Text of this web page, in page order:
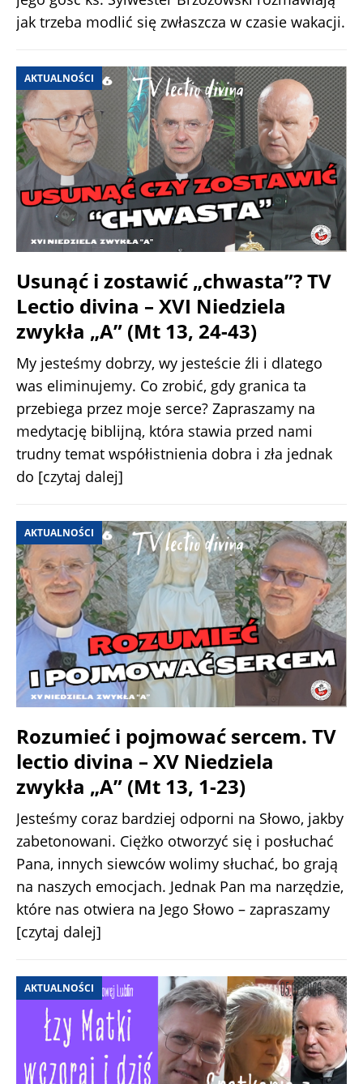
jak trzeba modlić się zwłaszcza w czasie wakacji.
AKTUALNOŚCI
Usunąć i zostawić „chwasta”? TV
Lectio divina – XVI Niedziela
zwykła „A” (Mt 13, 24-43)
My jesteśmy dobrzy, wy jesteście źli i dlatego
was eliminujemy. Co zrobić, gdy granica ta
przebiega przez moje serce? Zapraszamy na
medytację biblijną, która stawia przed nami
trudny temat współistnienia dobra i zła jednak
do [czytaj dalej]
AKTUALNOŚCI
Rozumieć i pojmować sercem. TV
lectio divina – XV Niedziela
zwykła „A” (Mt 13, 1-23)
Jesteśmy coraz bardziej odporni na Słowo, jakby
zabetonowani. Ciężko otworzyć się i posłuchać
Pana, innych siewców wolimy słuchać, bo grają
na naszych emocjach. Jednak Pan ma narzędzie,
które nas otwiera na Jego Słowo – zapraszamy
[czytaj dalej]
AKTUALNOŚCI